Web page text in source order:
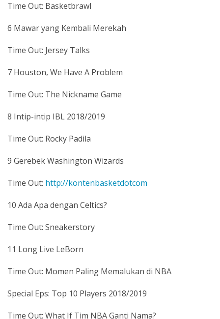
Time Out: Basketbrawl
6 Mawar yang Kembali Merekah
Time Out: Jersey Talks
7 Houston, We Have A Problem
Time Out: The Nickname Game
8 Intip-intip IBL 2018/2019
Time Out: Rocky Padila
9 Gerebek Washington Wizards
Time Out: http://kontenbasketdotcom
10 Ada Apa dengan Celtics?
Time Out: Sneakerstory
11 Long Live LeBorn
Time Out: Momen Paling Memalukan di NBA
Special Eps: Top 10 Players 2018/2019
Time Out: What If Tim NBA Ganti Nama?